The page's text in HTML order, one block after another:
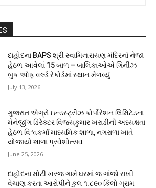
દાહોદના BAPS શ્રી સ્વામિનારાયણ મંદિરનાં નેજા
હેઠળ આવેલાં 15 બાળ – બાલિકાઓએ ગિનીઝ
બુક ઓફ વર્લ્ડ રેકોર્ડમાં સ્થાન મેળવ્યું
July 13, 2026
ગુજરાત એગ્રો ઇન્ડસ્ટ્રીઝ કોર્પોરેશન લિમિટેડના
મેનેજીંગ ડિરેક્ટર વિજયકુમાર ખરાડીની અધ્યક્ષતા
હેઠળ વિશ્વકર્મા માધ્યમિક શાળા, નગરાળા ખાતે
યોજાયો શાળા પ્રવેશોત્સવ
June 25, 2026
દાહોદના મોટી ખરજ ગામે ઘરમાં જ ગાંજો રાખી
વેચાણ કરતા આરોપીને કુલ ૧.૮૯૦ કિલો ગ્રામ